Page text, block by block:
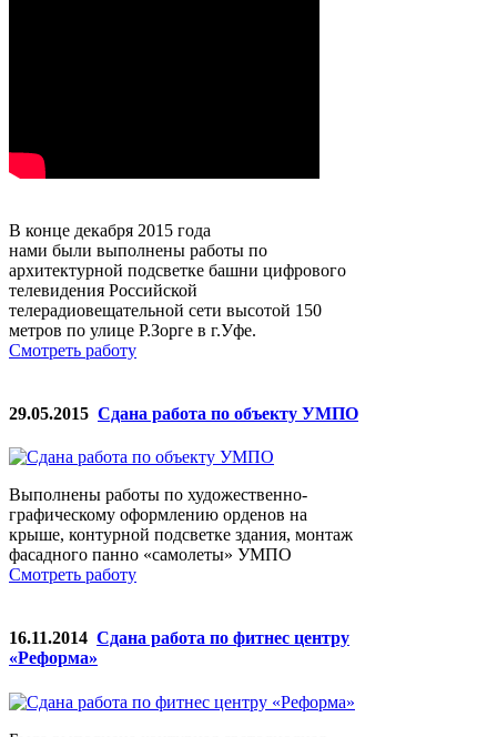
В конце декабря 2015 года
нами были выполнены работы по
архитектурной подсветке башни цифрового
телевидения Российской
телерадиовещательной сети высотой 150
метров по улице Р.Зорге в г.Уфе.
Смотреть работу
29.05.2015 Сдана работа по объекту УМПО
Выполнены работы по художественно-
графическому оформлению орденов на
крыше, контурной подсветке здания, монтаж
фасадного панно «самолеты» УМПО
Смотреть работу
16.11.2014 Сдана работа по фитнес центру
«Реформа»